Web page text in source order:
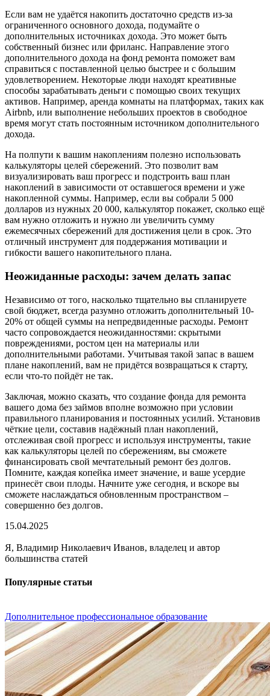
Если вам не удаётся накопить достаточно средств из-за
ограниченного основного дохода, подумайте о
дополнительных источниках дохода. Это может быть
собственный бизнес или фриланс. Направление этого
дополнительного дохода на фонд ремонта поможет вам
справиться с поставленной целью быстрее и с большим
удовлетворением. Некоторые люди находят креативные
способы зарабатывать деньги с помощью своих текущих
активов. Например, аренда комнаты на платформах, таких как
Airbnb, или выполнение небольших проектов в свободное
время могут стать постоянным источником дополнительного
дохода.
На полпути к вашим накоплениям полезно использовать
калькуляторы целей сбережений. Это позволит вам
визуализировать ваш прогресс и подстроить ваш план
накоплений в зависимости от оставшегося времени и уже
накопленной суммы. Например, если вы собрали 5 000
долларов из нужных 20 000, калькулятор покажет, сколько ещё
вам нужно отложить и нужно ли увеличить сумму
ежемесячных сбережений для достижения цели в срок. Это
отличный инструмент для поддержания мотивации и
гибкости вашего накопительного плана.
Неожиданные расходы: зачем делать запас
Независимо от того, насколько тщательно вы спланируете
свой бюджет, всегда разумно отложить дополнительный 10-
20% от общей суммы на непредвиденные расходы. Ремонт
часто сопровождается неожиданностями: скрытыми
повреждениями, ростом цен на материалы или
дополнительными работами. Учитывая такой запас в вашем
плане накоплений, вам не придётся возвращаться к старту,
если что-то пойдёт не так.
Заключая, можно сказать, что создание фонда для ремонта
вашего дома без займов вполне возможно при условии
правильного планирования и постоянных усилий. Установив
чёткие цели, составив надёжный план накоплений,
отслеживая свой прогресс и используя инструменты, такие
как калькуляторы целей по сбережениям, вы сможете
финансировать свой мечтательный ремонт без долгов.
Помните, каждая копейка имеет значение, и ваше усердие
принесёт свои плоды. Начните уже сегодня, и вскоре вы
сможете наслаждаться обновленным пространством –
совершенно без долгов.
15.04.2025
Я, Владимир Николаевич Иванов, владелец и автор
большинства статей
Популярные статьи
Дополнительное профессиональное образование